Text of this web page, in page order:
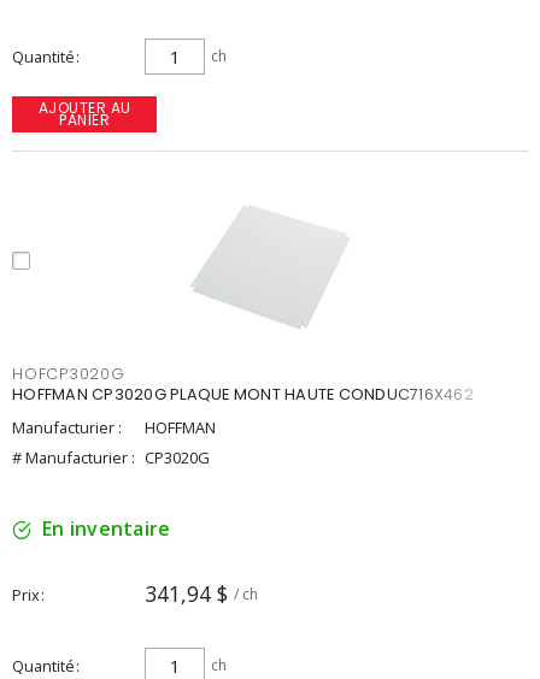
Quantité ch
AJOUTER AU
PANIER
HOFCP3020G
HOFFMAN CP3020G PLAQUE MONT HAUTE CONDUC716X462
Manufacturier :
HOFFMAN
# Manufacturier : CP3020G
En inventaire
Prix 341,94 $ / ch
Quantité ch